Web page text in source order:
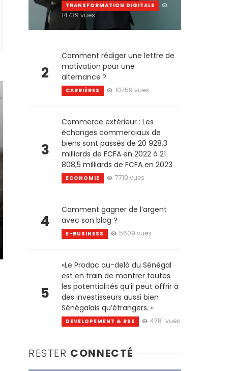
TRANSFORMATION DIGITALE
14739 vues
2
Comment rédiger une lettre de
motivation pour une
alternance ?
CARRIÈRES 10759 vues
3
Commerce extérieur : Les
échanges commerciaux de
biens sont passés de 20 928,3
milliards de FCFA en 2022 à 21
808,5 milliards de FCFA en 2023
ECONOMIE 7719 vues
4
Comment gagner de l’argent
avec son blog ?
E-BUSINESS 5609 vues
5
«Le Prodac au-delà du Sénégal
est en train de montrer toutes
les potentialités qu’il peut offrir à
des investisseurs aussi bien
Sénégalais qu’étrangers. »
DEVELOPEMENT & RSE 4781 vues
RESTER CONNECTÉ